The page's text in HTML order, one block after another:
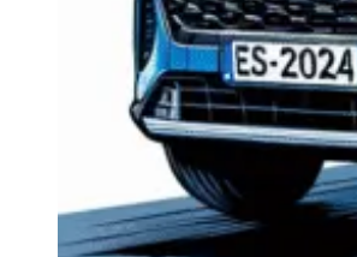
Navigație
Passat
Navigație Passat B5
Navigație Passat
Navigație Passat B6
Navigație Passat B7
Navigație Passat B8
Navigație Passat CC
Skoda
Navigație Skoda
Navigație Skoda